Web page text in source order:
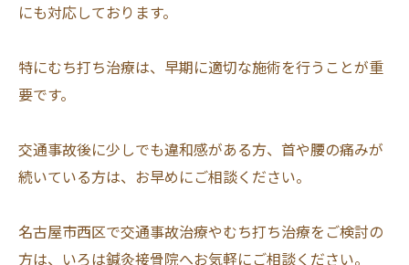
にも対応しております。
特にむち打ち治療は、早期に適切な施術を行うことが重
要です。
交通事故後に少しでも違和感がある方、首や腰の痛みが
続いている方は、お早めにご相談ください。
名古屋市西区で交通事故治療やむち打ち治療をご検討の
方は、いろは鍼灸接骨院へお気軽にご相談ください。